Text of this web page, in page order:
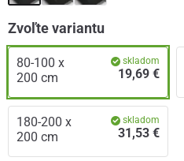
Zvoľte variantu
80-100 x
200 cm
skladom
19,69 €
180-200 x
200 cm
skladom
31,53 €